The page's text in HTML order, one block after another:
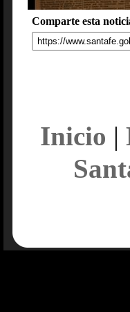
Comparte esta
Inicio |